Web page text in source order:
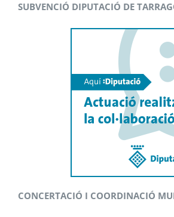
SUBVENCIÓ DIPUTACIÓ DE
CONCERTACIÓ I COORDINACIÓ